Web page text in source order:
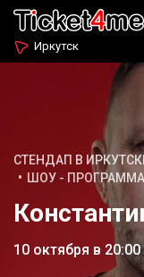
Иркутск
СТЕНДАП В
ШОУ - ПРОГРАММА
10 октября в 20:00